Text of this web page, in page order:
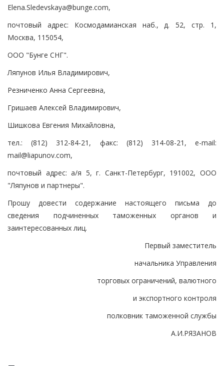
Elena.Sledevskaya@bunge.com,
почтовый адрес: Космодамианская наб., д. 52, стр. 1,
Москва, 115054,
ООО "Бунге СНГ".
Ляпунов Илья Владимирович,
Резниченко Анна Сергеевна,
Гришаев Алексей Владимирович,
Шишкова Евгения Михайловна,
тел.: (812) 312-84-21, факс: (812) 314-08-21, e-mail:
mail@liapunov.com,
почтовый адрес: а/я 5, г. Санкт-Петербург, 191002, ООО
"Ляпунов и партнеры".
Прошу довести содержание настоящего письма до
сведения подчиненных таможенных органов и
заинтересованных лиц.
Первый заместитель
начальника Управления
торговых ограничений, валютного
и экспортного контроля
полковник таможенной службы
А.И.РЯЗАНОВ